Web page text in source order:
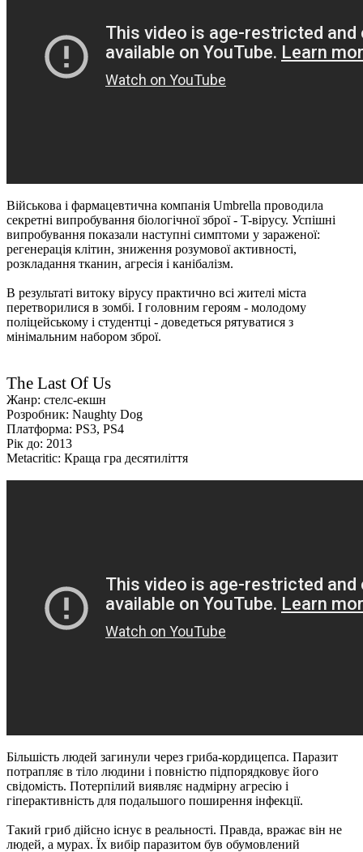
Військова і фармацевтична компанія Umbrella проводила
секретні випробування біологічної зброї - T-вірусу. Успішні
випробування показали наступні симптоми у зараженої:
регенерація клітин, зниження розумової активності,
розкладання тканин, агресія і канібалізм.
В результаті витоку вірусу практично всі жителі міста
перетворилися в зомбі. І головним героям - молодому
поліцейському і студентці - доведеться рятуватися з
мінімальним набором зброї.
The Last Of Us
Жанр: стелс-екшн
Розробник: Naughty Dog
Платформа: PS3, PS4
Рік до: 2013
Metacritic: Краща гра десятиліття
Більшість людей загинули через гриба-кордицепса. Паразит
потрапляє в тіло людини і повністю підпорядковує його
свідомість. Потерпілий виявляє надмірну агресію і
гіперактивність для подальшого поширення інфекції.
Такий гриб дійсно існує в реальності. Правда, вражає він не
людей, а мурах. Їх вибір паразитом був обумовлений